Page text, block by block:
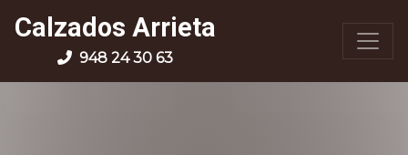
Calzados Arrieta
948 24 30 63